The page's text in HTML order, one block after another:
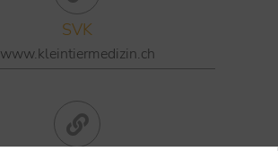
SVK
www.kleintiermedizin.ch